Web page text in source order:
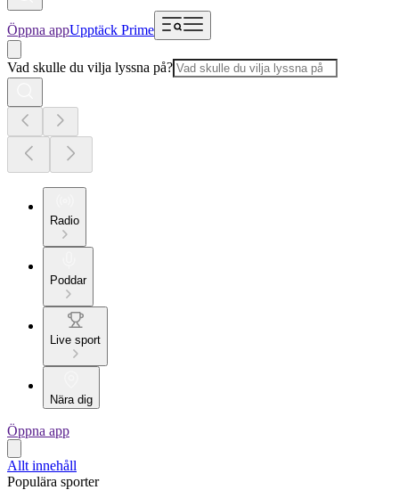
Öppna appUpptäck Prime
Vad skulle du vilja lyssna på?
Radio
Poddar
Live sport
Nära dig
Öppna app
Allt innehåll
Populära sporter